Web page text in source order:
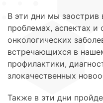
В эти дни мы заострив
проблемах, аспектах и
онкологических
встречающихся в
профилактики,
злокачественных
Также в эти дни